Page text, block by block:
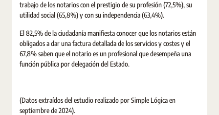
trabajo de los notarios con el prestigio de su profesión (72,5%), su
utilidad social (65,8%) y con su independencia (63,4%).
El 82,5% de la ciudadanía manifiesta conocer que los notarios están
obligados a dar una factura detallada de los servicios y costes y el
67,8% saben que el notario es un profesional que desempeña una
función pública por delegación del Estado.
(Datos extraídos del estudio realizado por Simple Lógica en
septiembre de 2024).